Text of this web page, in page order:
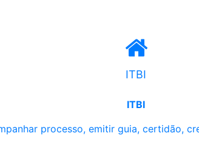
ITBI
ITBI
processo, emitir guia, certidão,